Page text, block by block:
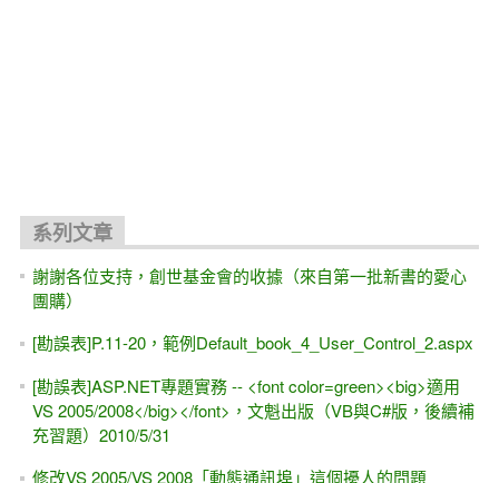
系列文章
謝謝各位支持，創世基金會的收據（來自第一批新書的愛心
團購）
[勘誤表]P.11-20，範例Default_book_4_User_Control_2.aspx
[勘誤表]ASP.NET專題實務 -- <font color=green><big>適用
VS 2005/2008</big></font>，文魁出版（VB與C#版，後續補
充習題）2010/5/31
修改VS 2005/VS 2008「動態通訊埠」這個擾人的問題